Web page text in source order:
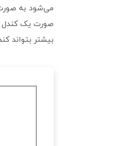
می‌شود به
صورت یک کندل
بیشتر بتواند